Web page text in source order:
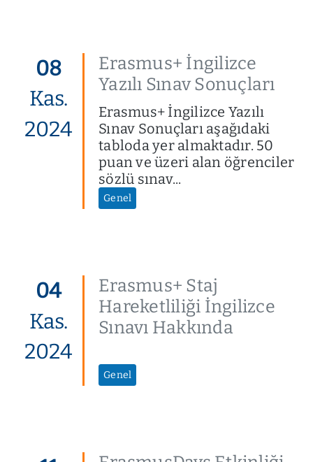
08
Kas.
2024
Erasmus+ İngilizce
Yazılı Sınav Sonuçları
Erasmus+ İngilizce Yazılı
Sınav Sonuçları aşağıdaki
tabloda yer almaktadır. 50
puan ve üzeri alan öğrenciler
sözlü sınav...
Genel
04
Kas.
2024
Erasmus+ Staj
Hareketliliği İngilizce
Sınavı Hakkında
Genel